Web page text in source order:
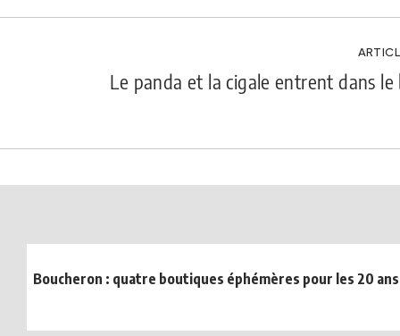
Le panda et la cigale entrent dans
Boucheron : quatre boutiques éphémères pour les 20